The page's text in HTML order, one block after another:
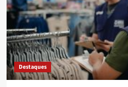
Destaques